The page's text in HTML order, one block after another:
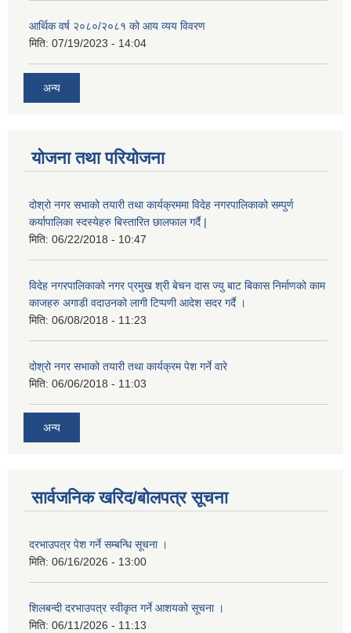
आर्थिक वर्ष २०८०/२०८१ को आय व्यय विवरण
मिति: 07/19/2023 - 14:04
अन्य
योजना तथा परियोजना
दोश्रो नगर सभाको तयारी तथा कार्यक्रममा विदेह नगरपालिकाको सम्पुर्ण
कर्यापालिका स्दस्येहरु बिस्तारित छालफाल गर्दै |
मिति: 06/22/2018 - 10:47
विदेह नगरपालिकाको नगर प्रमुख श्री बेचन दास ज्यु बाट बिकास निर्माणको काम
काजहरु अगाडी वदाउनको लागी टिप्पणी आदेश सदर गर्दै ।
मिति: 06/08/2018 - 11:23
दोश्रो नगर सभाको तयारी तथा कार्यक्रम पेश गर्ने वारे
मिति: 06/06/2018 - 11:03
अन्य
सार्वजनिक खरिद/बोलपत्र सूचना
दरभाउपत्र पेश गर्ने सम्बन्धि सूचना ।
मिति: 06/16/2026 - 13:00
शिलबन्दी दरभाउपत्र स्वीकृत गर्ने आशयको सूचना ।
मिति: 06/11/2026 - 11:13